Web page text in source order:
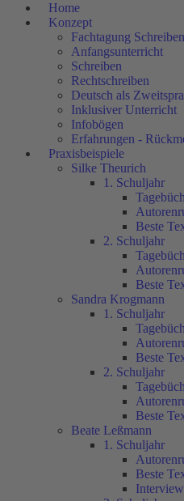
Home
Konzept
Fachtagung
Anfangsunterricht
Schreiben
Rechtschreiben
Deutsch als
Inklusiver Unterricht
Infobögen
Erfahrungen -
Praxisbeispiele
Silke Theurich
1. Schuljahr
Beste
2. Schuljahr
Beste
Sandra Krogmann
1. Schuljahr
Beste
2. Schuljahr
Beste
Beate Leßmann
1. Schuljahr
Beste